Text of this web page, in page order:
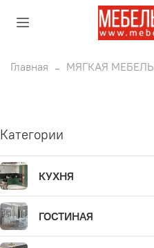
Главная МЯГКАЯ МЕБЕЛЬ
Категории
КУХНЯ
ГОСТИНАЯ